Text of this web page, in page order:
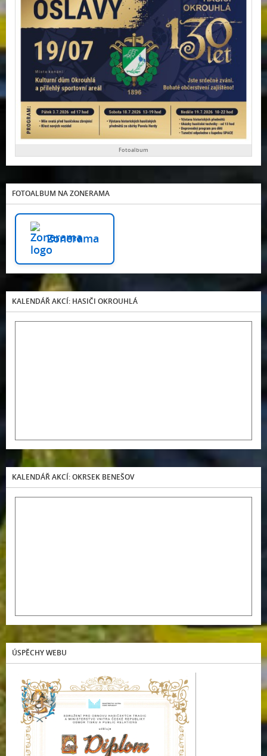
Fotoalbum
FOTOALBUM NA ZONERAMA
Zonerama
KALENDÁŘ AKCÍ: HASIČI OKROUHLÁ
KALENDÁŘ AKCÍ: OKRSEK BENEŠOV
ÚSPĚCHY WEBU